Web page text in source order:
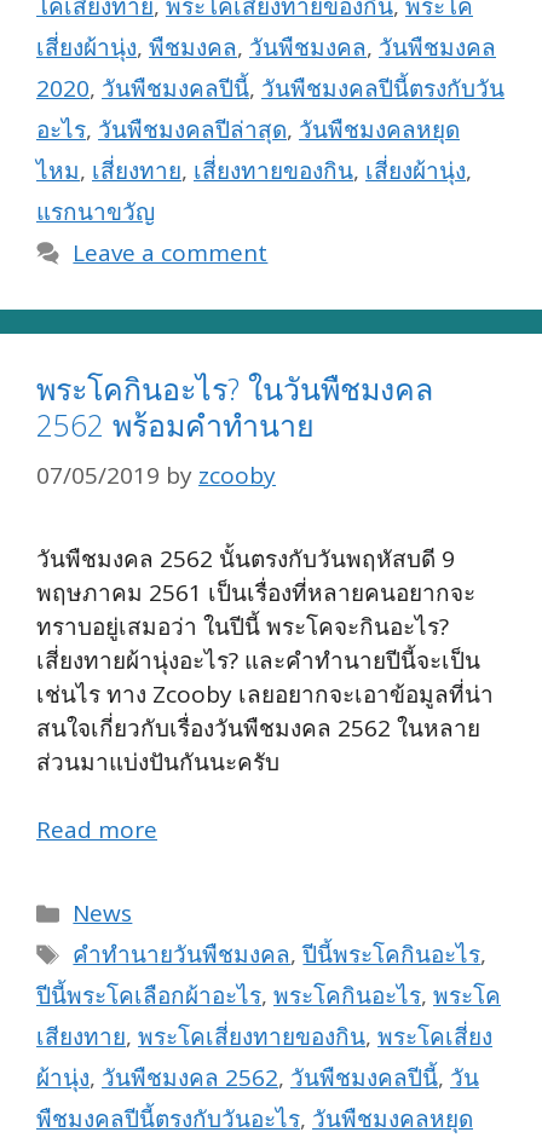
โคเสียงทาย, พระโคเสี่ยงทายของกิน, พระโค
เสี่ยงผ้านุ่ง, พืชมงคล, วันพืชมงคล, วันพืชมงคล
2020, วันพืชมงคลปีนี้, วันพืชมงคลปีนี้ตรงกับวัน
อะไร, วันพืชมงคลปีล่าสุด, วันพืชมงคลหยุด
ไหม, เสี่ยงทาย, เสี่ยงทายของกิน, เสี่ยงผ้านุ่ง,
แรกนาขวัญ
Leave a comment
พระโคกินอะไร? ในวันพืชมงคล
2562 พร้อมคำทำนาย
07/05/2019 by zcooby
วันพืชมงคล 2562 นั้นตรงกับวันพฤหัสบดี 9
พฤษภาคม 2561 เป็นเรื่องที่หลายคนอยากจะ
ทราบอยู่เสมอว่า ในปีนี้ พระโคจะกินอะไร?
เสี่ยงทายผ้านุ่งอะไร? และคำทำนายปีนี้จะเป็น
เช่นไร ทาง Zcooby เลยอยากจะเอาข้อมูลที่น่า
สนใจเกี่ยวกับเรื่องวันพืชมงคล 2562 ในหลาย
ส่วนมาแบ่งปันกันนะครับ
Read more
Categories
News
Tags
คำทำนายวันพืชมงคล,ปีนี้พระโคกินอะไร,
ปีนี้พระโคเลือกผ้าอะไร, พระโคกินอะไร, พระโค
เสียงทาย, พระโคเสี่ยงทายของกิน, พระโคเสี่ยง
ผ้านุ่ง, วันพืชมงคล 2562, วันพืชมงคลปีนี้, วัน
พืชมงคลปีนี้ตรงกับวันอะไร, วันพืชมงคลหยุด